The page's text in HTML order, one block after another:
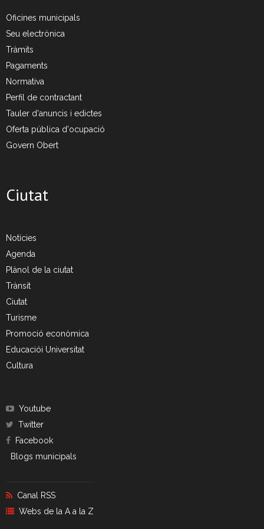
- Can Casanovas
- Deixalleria mòbil
Residus industrials
- La gestió dels residus
- Industrials a Can Barba
- Instal·lacions Can Barba
- CRT Residus Especials
- - Amiant/Fibrociment
- Deixalleria Can Barba
Nou model de contenidors d’alta eficiència
Oficines municipals
Seu electrònica
Tràmits
Pagaments
Normativa
Perfil de contractant
Tauler d'anuncis i edictes
Oferta pública d'ocupació
Govern Obert
Ciutat
Notícies
Agenda
Plànol de la ciutat
Trànsit
Ciutat
Turisme
Promoció econòmica
Educaciói Universitat
Cultura
Youtube
Twitter
Facebook
Blogs municipals
Canal RSS
Webs de la A a la Z